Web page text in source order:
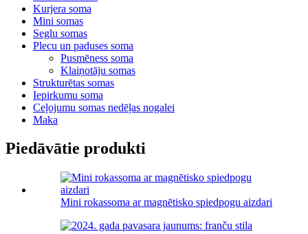
Kurjera soma
Mini somas
Seglu somas
Plecu un paduses soma
Pusmēness soma
Klaiņotāju somas
Strukturētas somas
Iepirkumu soma
Ceļojumu somas nedēļas nogalei
Maka
Piedāvātie produkti
Mini rokassoma ar magnētisko spiedpogu aizdari